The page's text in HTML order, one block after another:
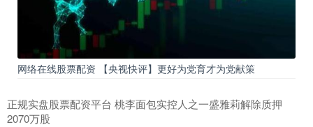
网络在线股票配资 【央视快评】更好为党育才为党献策
正规实盘股票配资平台 桃李面包实控人之一盛雅莉解除质押
2070万股